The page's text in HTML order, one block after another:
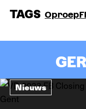
TAGS Oproep
Nieuws